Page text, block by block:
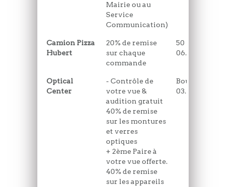
Mairie ou au
Service
Communication)
Camion Pizza
Hubert
20% de remise
sur chaque
commande
50 rue
06.80.70.92.61
Optical
Center
- Contrôle de
votre vue &
audition gratuit
40% de remise
sur les montures
et verres
optiques
+ 2ème Paire à
votre vue offerte.
40% de remise
sur les appareils
Boulogne-
03.21.30.05.67